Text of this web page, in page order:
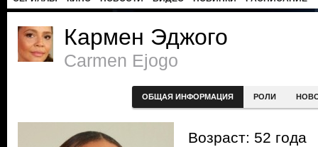
Кармен Эджого
Carmen Ejogo
ОБЩАЯ ИНФОРМАЦИЯ РОЛИ
Возраст: 52 года